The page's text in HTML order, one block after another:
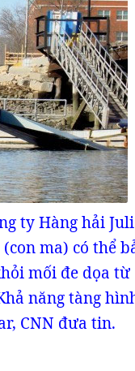
ty Hàng hải
ma) có thể
mối đe dọa từ
năng tàng
CNN đưa tin.